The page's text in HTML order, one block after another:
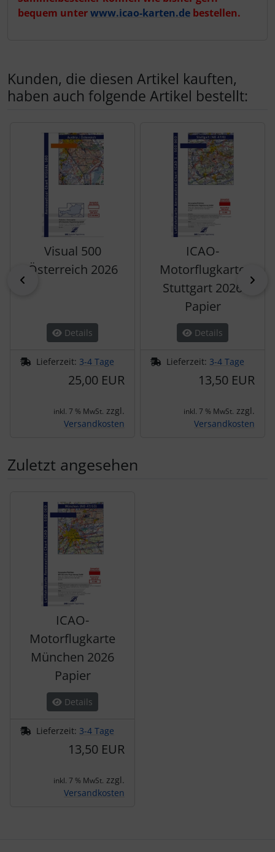
bequem unterwww.icao-karten.de bestellen.
Kunden, die diesen Artikel kauften,
haben auch folgende Artikel bestellt:
Visual 500
Österreich 2026
Details
Lieferzeit: 3-4 Tage
25,00 EUR
inkl. 7 % MwSt. zzgl.
Versandkosten
ICAO-
Motorflugkarte
Stuttgart 2026
Papier
Details
Lieferzeit: 3-4 Tage
13,50 EUR
inkl. 7 % MwSt. zzgl.
Versandkosten
Zuletzt angesehen
ICAO-
Motorflugkarte
München 2026
Papier
Details
Lieferzeit: 3-4 Tage
13,50 EUR
inkl. 7 % MwSt. zzgl.
Versandkosten